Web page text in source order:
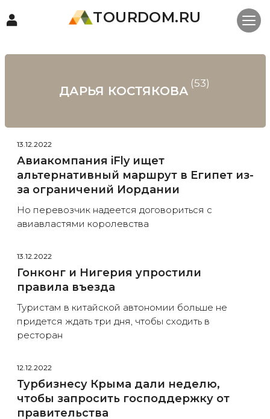
TOURDOM.RU
ДАРЬЯ КОСТЯКОВА
(53)
13.12.2022
Авиакомпания iFly ищет
альтернативный маршрут в Египет из-
за ограничений Иордании
Но перевозчик надеется договориться с
авиавластями королевства
13.12.2022
Гонконг и Нигерия упростили
правила въезда
Туристам в китайской автономии больше не
придется ждать три дня, чтобы сходить в
ресторан
12.12.2022
Турбизнесу Крыма дали неделю,
чтобы запросить господдержку от
правительства